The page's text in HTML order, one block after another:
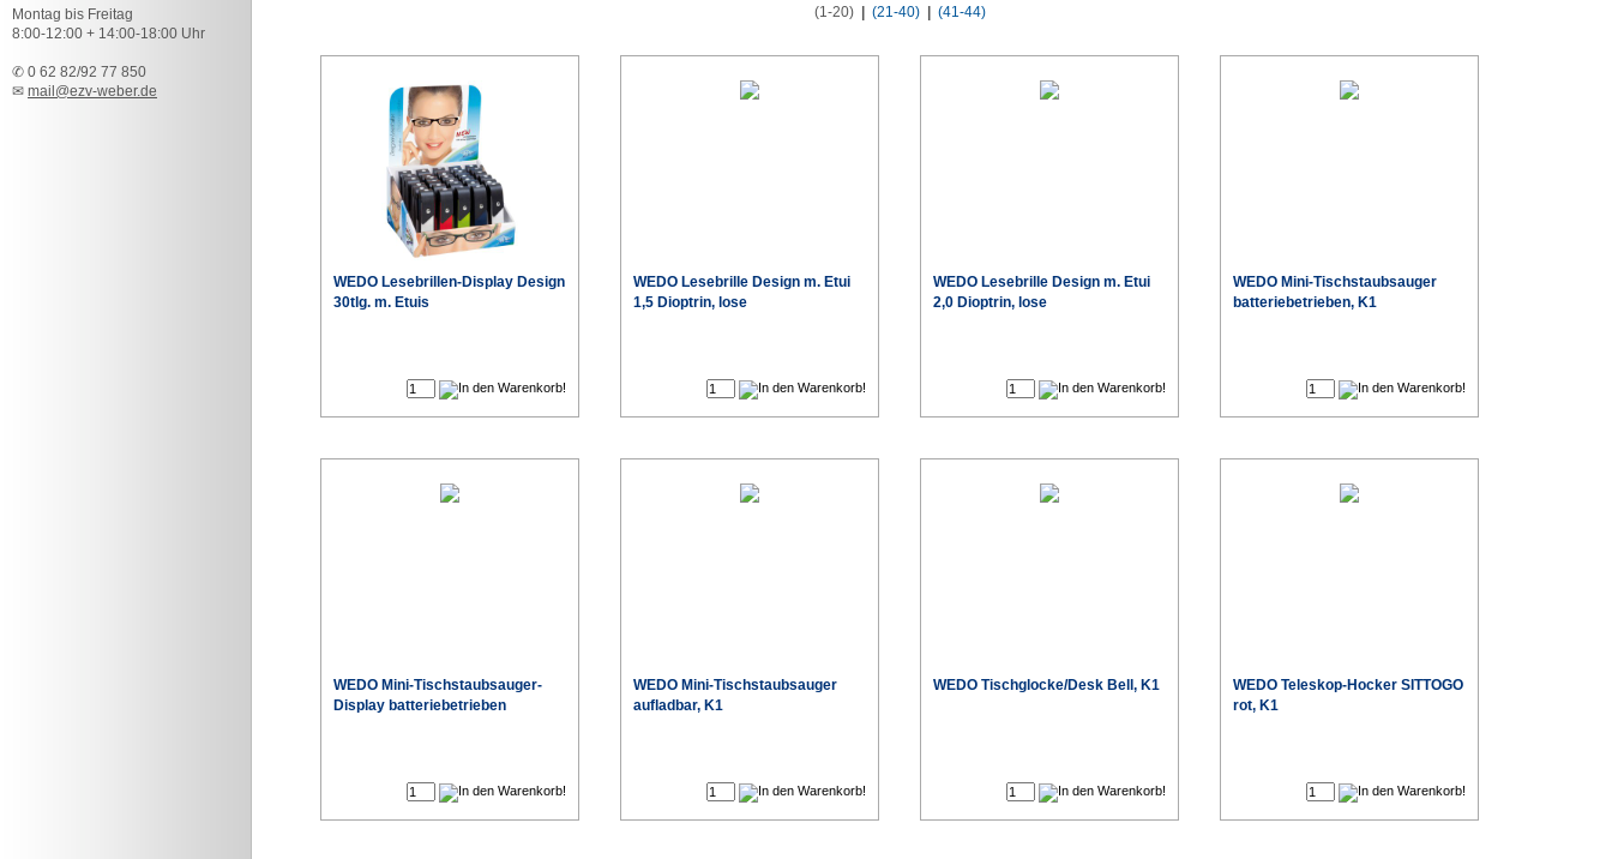
Montag bis Freitag
8:00-12:00 + 14:00-18:00 Uhr
✆ 0 62 82/92 77 850
✉ mail@ezv-weber.de
(1-20) (21-40) (41-44)
WEDO Lesebrillen-Display Design
30tlg. m. Etuis
WEDO Lesebrille Design m. Etui
1,5 Dioptrin, lose
WEDO Lesebrille Design m. Etui
2,0 Dioptrin, lose
WEDO Mini-Tischstaubsauger
batteriebetrieben, K1
WEDO Mini-Tischstaubsauger-
Display batteriebetrieben
WEDO Mini-Tischstaubsauger
aufladbar, K1
WEDO Tischglocke/Desk Bell, K1
WEDO Teleskop-Hocker SITTOGO
rot, K1